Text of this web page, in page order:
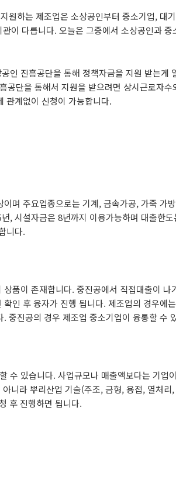
원하는 제조업은 소상공인부터 중소기업, 대
이 다릅니다. 오늘은 그중에서 소상공인과 중
인 진흥공단을 통해 정책자금을 지원 받는게
공단을 통해서 지원을 받으려면 상시근로자수
관계없이 신청이 가능합니다.
며 주요업종으로는 기계, 금속가공, 가죽 가
, 시설자금은 8년까지 이용가능하며 대출한도
니다.
품이 존재합니다. 중진공에서 직접대출이 나
인 후 융자가 진행 됩니다. 제조업의 경우에
중진공의 경우 제조업 중소기업이 융통할 수
수 있습니다. 사업규모나 매출액보다는 기업
니라 뿌리산업 기술(주조, 금형, 용접, 열처리,
후 진행하면 됩니다.